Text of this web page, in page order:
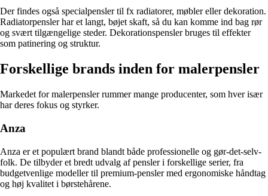
Der findes også specialpensler til fx radiatorer, møbler eller dekoration.
Radiatorpensler har et langt, bøjet skaft, så du kan komme ind bag rør
og svært tilgængelige steder. Dekorationspensler bruges til effekter
som patinering og struktur.
Forskellige brands inden for malerpensler
Markedet for malerpensler rummer mange producenter, som hver især
har deres fokus og styrker.
Anza
Anza er et populært brand blandt både professionelle og gør-det-selv-
folk. De tilbyder et bredt udvalg af pensler i forskellige serier, fra
budgetvenlige modeller til premium-pensler med ergonomiske håndtag
og høj kvalitet i børstehårene.